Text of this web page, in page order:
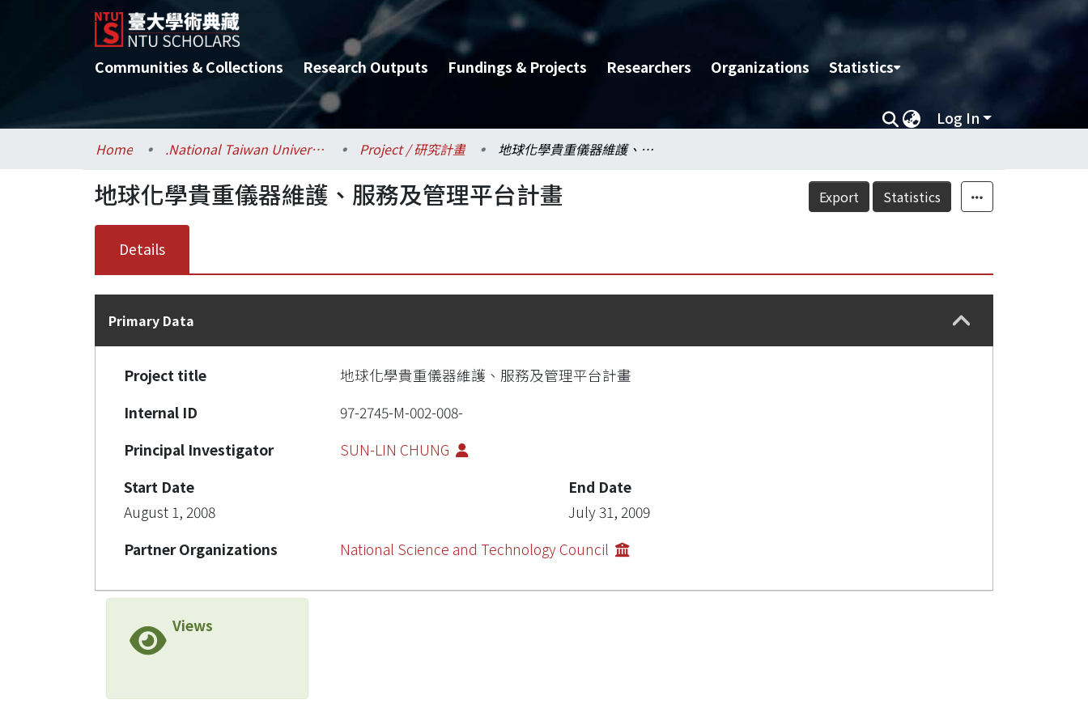
Communities & Collections Research Outputs Fundings & Projects Researchers Organizations Statistics
Log In
Home .National Taiwan University / 國立臺灣大學 Project / 研究計畫 地球化學貴重儀器維護、服務及管理平台計畫
Export Statistics
地球化學貴重儀器維護、服務及管理平台計畫
Details
Primary Data
Project title
地球化學貴重儀器維護、服務及管理平台計畫
Internal ID
97-2745-M-002-008-
Principal Investigator
SUN-LIN CHUNG
Start Date
August 1, 2008
End Date
July 31, 2009
Partner Organizations
National Science and Technology Council
Views